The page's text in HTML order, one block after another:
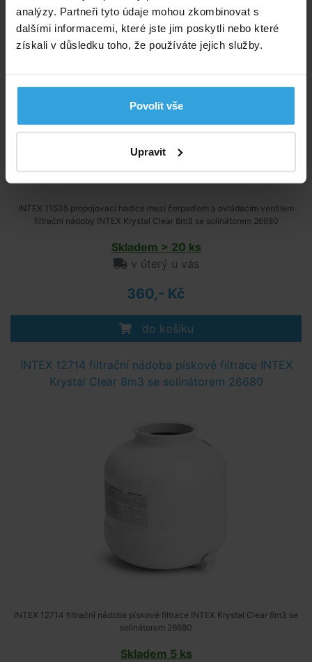
analýzy. Partneři tyto údaje mohou zkombinovat s
dalšími informacemi, které jste jim poskytli nebo které
získali v důsledku toho, že používáte jejich služby.
Povolit vše
Upravit
INTEX 11535 propojovací hadice mezi čerpadlem a ovládacím ventilem
filtrační nádoby INTEX Krystal Clear 8m3 se solinátorem 26680
Skladem > 20 ks
v úterý u vás
360,- Kč
do košíku
INTEX 12714 filtrační nádoba pískové filtrace INTEX
Krystal Clear 8m3 se solinátorem 26680
INTEX 12714 filtrační nádoba pískové filtrace INTEX Krystal Clear 8m3 se
solinátorem 26680
Skladem 5 ks